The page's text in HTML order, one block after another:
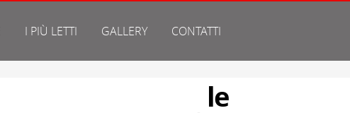
I PIÙ LETTI GALLERY CONTATTI
le